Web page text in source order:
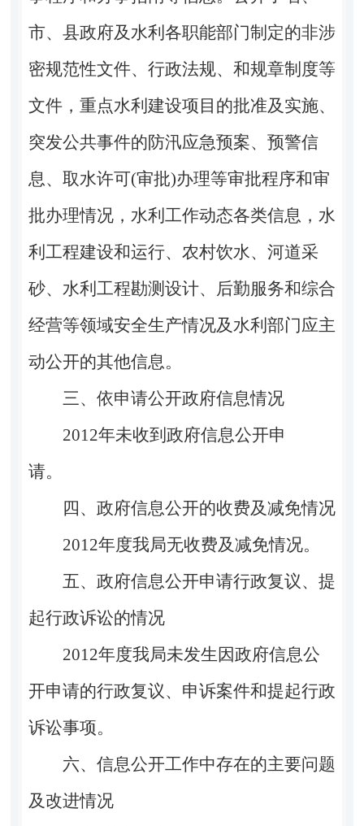
市、县政府及水利各职能部门制定的非涉
密规范性文件、行政法规、和规章制度等
文件，重点水利建设项目的批准及实施、
突发公共事件的防汛应急预案、预警信
息、取水许可(审批)办理等审批程序和审
批办理情况，水利工作动态各类信息，水
利工程建设和运行、农村饮水、河道采
砂、水利工程勘测设计、后勤服务和综合
经营等领域安全生产情况及水利部门应主
动公开的其他信息。
三、依申请公开政府信息情况
2012年未收到政府信息公开申
请。
四、 政府信息公开的收费及减免情况
2012年度我局无收费及减免情况。
五、 政府信息公开申请行政复议、提
起行政诉讼的情况
2012年度我局未发生因政府信息公
开申请的行政复议、申诉案件和提起行政
诉讼事项。
六、信息公开工作中存在的主要问题
及改进情况